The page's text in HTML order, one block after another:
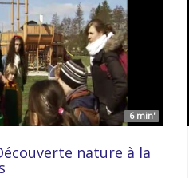
6 min'
nature à la